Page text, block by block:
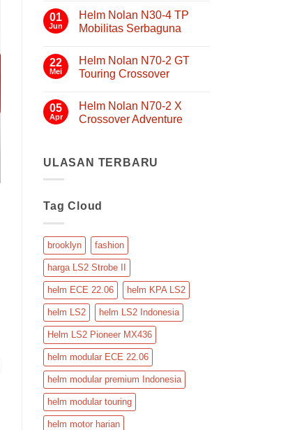
Modular
ECE
22.06
Nyaman,
Aman,
untuk
Touring
komentar
pada
LS2
FF901
Helm
Modular
01
Jun
Helm Nolan N30-4 TP
Mobilitas Serbaguna
komentar
pada
Helm
4
TP
Mobilitas
22
Mei
Helm Nolan N70-2 GT
Touring Crossover
komentar
pada
Helm
GT
Touring
05
Apr
Helm Nolan N70-2 X
Crossover Adventure
pada
Helm
X
ULASAN TERBARU
Tag Cloud
brooklyn fashion
harga LS2 Strobe II
helm ECE 22.06 helm KPA LS2
helm LS2 helm LS2 Indonesia
Helm LS2 Pioneer MX436
helm modular ECE 22.06
helm modular premium Indonesia
helm modular touring
helm motor harian